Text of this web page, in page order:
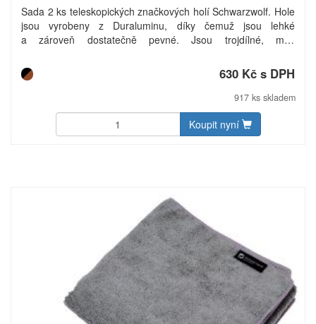
Sada 2 ks teleskopických značkových holí Schwarzwolf. Hole
jsou vyrobeny z Duraluminu, díky čemuž jsou lehké
a zároveň dostatečně pevné. Jsou trojdílné, mají
umožňuje rychle přenastavit jejich délku. Rukojeti jsou
ergonomicky tvarované a jejich prodloužení umožňuje rychlé
přehmátnutí v těžším terénu. Hole obsahují snadno
nastavitelná poutka na zápěstí. Součástí balení je svorka na
sepnutí holí dohromady. Baleno v praktickém polyesterovém
vaku. Hmotnost: 530g/set bez obalu Materiál: Duralumin,
630 Kč s DPH
917 ks skladem
Koupit nyní